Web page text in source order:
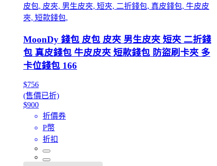
皮包, 皮夾, 男生皮夾, 短夾, 二折錢包, 真皮錢包, 牛皮皮
夾, 短款錢包,
MoonDy 錢包 皮包 皮夾 男生皮夾 短夾 二折錢
包 真皮錢包 牛皮皮夾 短款錢包 防盜刷卡夾 多
卡位錢包 166
$756
(售價已折)
$900
折價券
P幣
折扣